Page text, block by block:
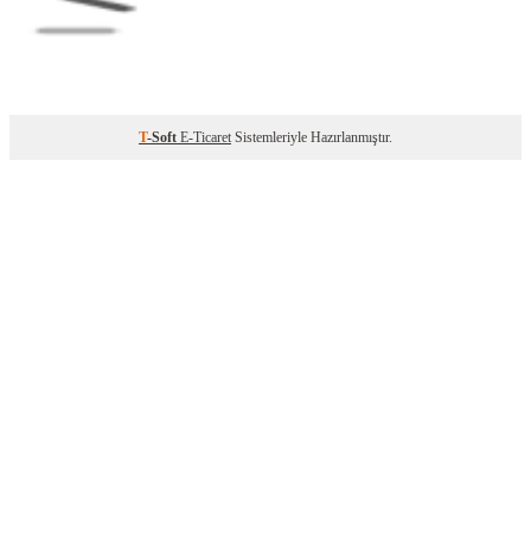
T-Soft E-Ticaret Sistemleriyle Hazırlanmıştır.